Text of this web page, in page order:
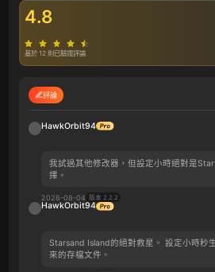
4.8
基於 12 則已驗證評論
評論
HawkOrbit94
我試過其他修改器，但設定小時絕對是
擇。
2026-08-04 版本 2.2.2
HawkOrbit94
Starsand Island的絕對救星。 設定小時秒
來的存檔文件。